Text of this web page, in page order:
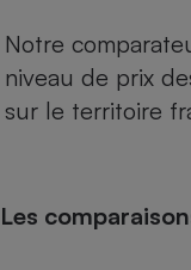
Notre
niveau de prix
sur le territoire
Les